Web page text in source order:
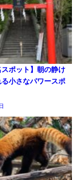
スポット】朝の静け
る小さなパワースポ